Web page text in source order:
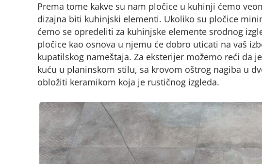
Prema tome kakve su nam pločice u kuhinji ćemo
dizajna biti kuhinjski elementi. Ukoliko su pločice
ćemo se opredeliti za kuhinjske elemente srodnog
pločice kao osnova u njemu će dobro uticati na vaš
kupatilskog nameštaja. Za eksterijer možemo reći da
kuću u planinskom stilu, sa krovom oštrog nagiba u
obložiti keramikom koja je rustičnog izgleda.